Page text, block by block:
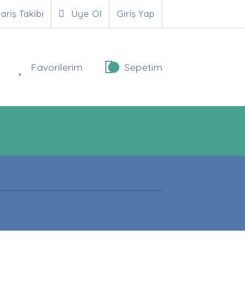
Takibi Üye Ol Giriş Yap
Favorilerim Sepetim